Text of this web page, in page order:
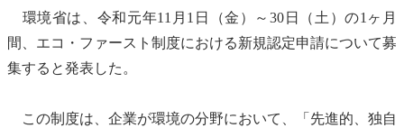
環境省は、令和元年11月1日（金）～30日（土）の1ヶ月
間、エコ・ファースト制度における新規認定申請について募
集すると発表した。
この制度は、企業が環境の分野において、「先進的、独自